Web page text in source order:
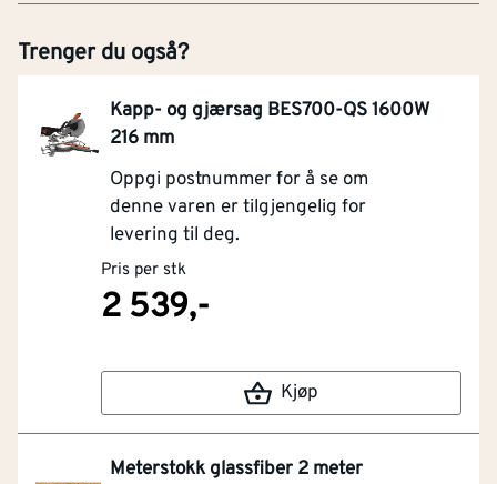
Trenger du også?
Kapp- og gjærsag BES700-QS 1600W
216 mm
Oppgi postnummer for å se om
denne varen er tilgjengelig for
levering til deg.
Pris per stk
2 539,-
Kjøp
Meterstokk glassfiber 2 meter